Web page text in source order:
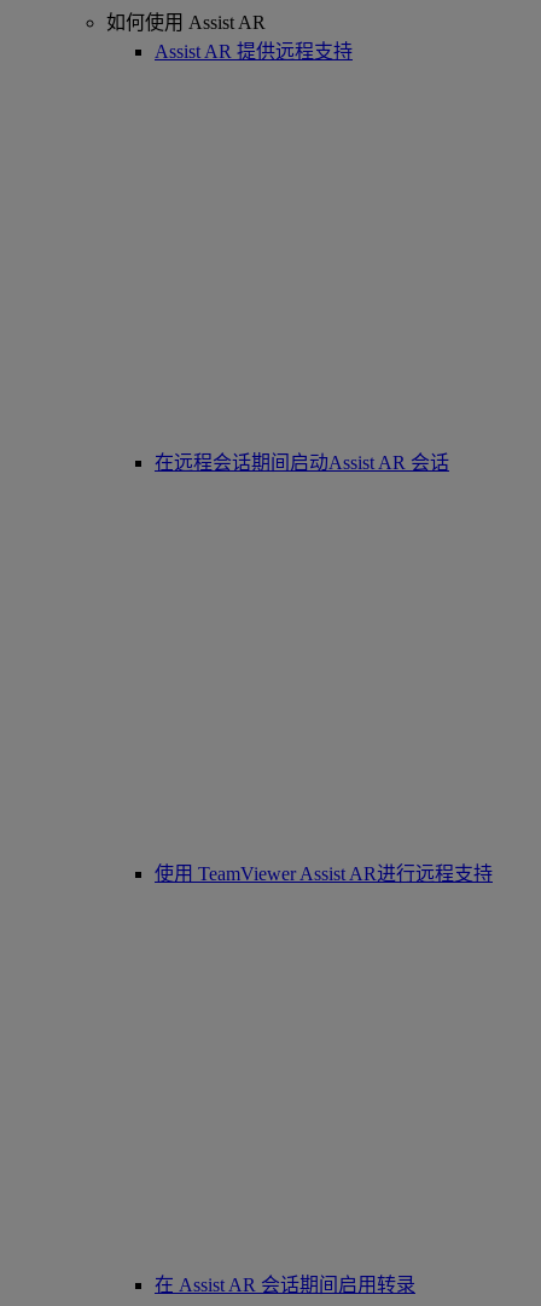
如何使用 Assist AR
Assist AR 提供远程支持
在远程会话期间启动Assist AR 会话
使用 TeamViewer Assist AR进行远程支持
在 Assist AR 会话期间启用转录